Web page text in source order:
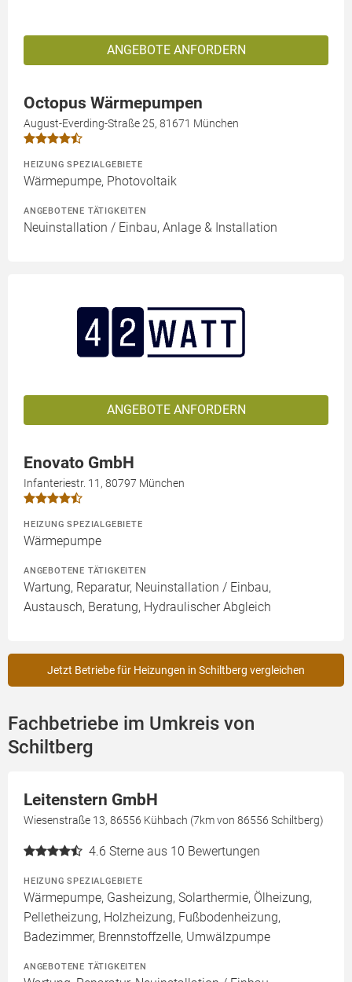
ANGEBOTE ANFORDERN
Octopus Wärmepumpen
August-Everding-Straße 25, 81671 München
HEIZUNG SPEZIALGEBIETE
Wärmepumpe, Photovoltaik
ANGEBOTENE TÄTIGKEITEN
Neuinstallation / Einbau, Anlage & Installation
ANGEBOTE ANFORDERN
Enovato GmbH
Infanteriestr. 11, 80797 München
HEIZUNG SPEZIALGEBIETE
Wärmepumpe
ANGEBOTENE TÄTIGKEITEN
Wartung, Reparatur, Neuinstallation / Einbau,
Austausch, Beratung, Hydraulischer Abgleich
Jetzt Betriebe für Heizungen in Schiltberg vergleichen
Fachbetriebe im Umkreis von
Schiltberg
Leitenstern GmbH
Wiesenstraße 13, 86556 Kühbach (7km von 86556 Schiltberg)
4.6 Sterne aus 10 Bewertungen
HEIZUNG SPEZIALGEBIETE
Wärmepumpe, Gasheizung, Solarthermie, Ölheizung,
Pelletheizung, Holzheizung, Fußbodenheizung,
Badezimmer, Brennstoffzelle, Umwälzpumpe
ANGEBOTENE TÄTIGKEITEN